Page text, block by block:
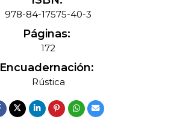
978-84-17575-40-3
Páginas:
172
Encuadernación:
Rústica